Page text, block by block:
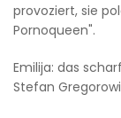
provoziert, sie
Pornoqueen".
Emilija: das
Stefan